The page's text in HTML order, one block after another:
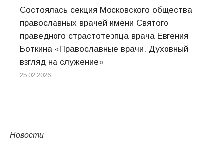
Состоялась секция Московского общества
православных врачей имени Святого
праведного страстотерпца врача Евгения
Боткина «Православные врачи. Духовный
взгляд на служение»
25.02.2026
Новости